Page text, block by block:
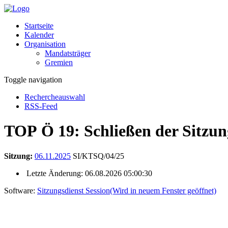
Startseite
Kalender
Organisation
Mandatsträger
Gremien
Toggle navigation
Rechercheauswahl
RSS-Feed
TOP Ö 19: Schließen der
Sitzung: 06.11.2025 SI/KTSQ/04/25
Letzte Änderung: 06.08.2026 05:00:30
Software: Sitzungsdienst Session(Wird in neuem Fenster geöffnet)